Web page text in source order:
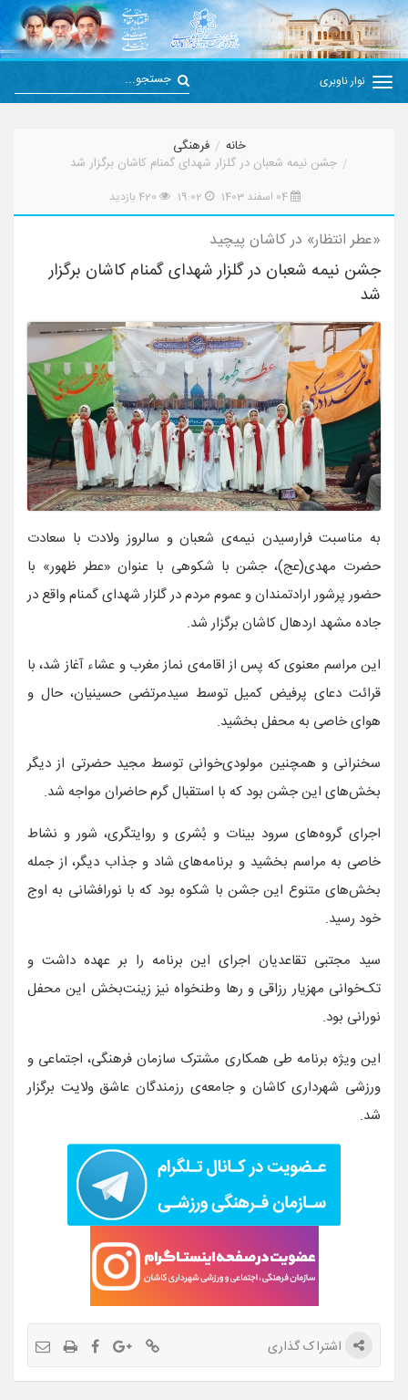
نوار ناوبری
خانه
فرهنگی
جشن نیمه شعبان در گلزار شهدای گمنام کاشان برگزار شد
«عطر انتظار» در کاشان پیچید
جشن نیمه شعبان در گلزار شهدای گمنام کاشان برگزار
شد
به مناسبت فرارسیدن نیمه‌ی شعبان و سالروز ولادت با سعادت
حضرت مهدی(عج)، جشن با شکوهی با عنوان «عطر ظهور» با
حضور پرشور ارادتمندان و عموم مردم در گلزار شهدای گمنام واقع در
جاده مشهد اردهال کاشان برگزار شد.
این مراسم معنوی که پس از اقامه‌ی نماز مغرب و عشاء آغاز شد، با
قرائت دعای پرفیض کمیل توسط سیدمرتضی حسینیان، حال و
هوای خاصی به محفل بخشید.
سخنرانی و همچنین مولودی‌خوانی توسط مجید حضرتی از دیگر
بخش‌های این جشن بود که با استقبال گرم حاضران مواجه شد.
اجرای گروه‌های سرود بینات و بُشری و روایتگری، شور و نشاط
خاصی به مراسم بخشید و برنامه‌های شاد و جذاب دیگر، از جمله
بخش‌های متنوع این جشن با شکوه بود که با نورافشانی به اوج
خود رسید.
سید مجتبی تقاعدیان اجرای این برنامه را بر عهده داشت و
تک‌خوانی مهزیار رزاقی و رها وطنخواه نیز زینت‌بخش این محفل
نورانی بود.
این ویژه برنامه طی همکاری مشترک سازمان فرهنگی، اجتماعی و
ورزشی شهرداری کاشان و جامعه‌ی رزمندگان عاشق ولایت برگزار
شد.
اشتراک گذاری